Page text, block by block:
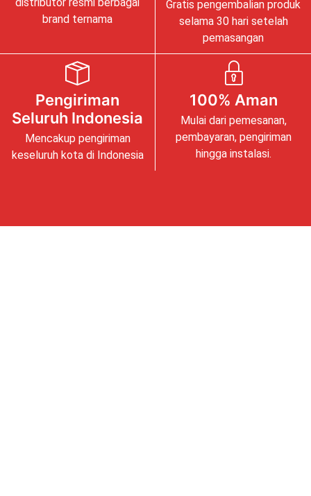
distributor resmi berbagai
brand ternama
Gratis pengembalian produk
selama 30 hari setelah
pemasangan
Pengiriman
Seluruh Indonesia
Mencakup pengiriman
keseluruh kota di Indonesia
100% Aman
Mulai dari pemesanan,
pembayaran, pengiriman
hingga instalasi.